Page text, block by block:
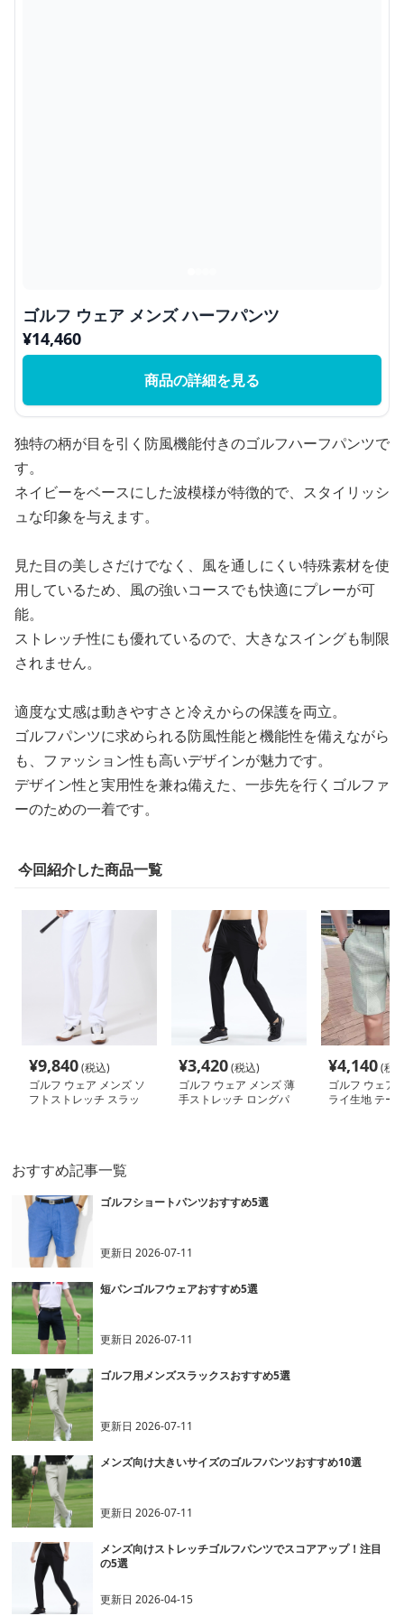
ゴルフ ウェア メンズ ハーフパンツ
¥14,460
商品の詳細を見る
独特の柄が目を引く防風機能付きのゴルフハーフパンツで
す。
ネイビーをベースにした波模様が特徴的で、スタイリッシ
ュな印象を与えます。
見た目の美しさだけでなく、風を通しにくい特殊素材を使
用しているため、風の強いコースでも快適にプレーが可
能。
ストレッチ性にも優れているので、大きなスイングも制限
されません。
適度な丈感は動きやすさと冷えからの保護を両立。
ゴルフパンツに求められる防風性能と機能性を備えながら
も、ファッション性も高いデザインが魅力です。
デザイン性と実用性を兼ね備えた、一歩先を行くゴルファ
ーのための一着です。
今回紹介した商品一覧
¥9,840(税込)
ゴルフ ウェア メンズ ソ
フトストレッチ スラッ
¥3,420(税込)
ゴルフ ウェア メンズ 薄
手ストレッチ ロングパ
¥4,140(税
ゴルフ ウェア
ライ生地 テー
おすすめ記事一覧
ゴルフショートパンツおすすめ5選
更新日2026-07-11
短パンゴルフウェアおすすめ5選
更新日2026-07-11
ゴルフ用メンズスラックスおすすめ5選
更新日2026-07-11
メンズ向け大きいサイズのゴルフパンツおすすめ10選
更新日2026-07-11
メンズ向けストレッチゴルフパンツでスコアアップ！注目
の5選
更新日2026-04-15